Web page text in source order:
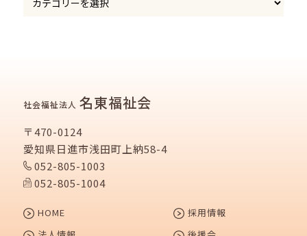
社会福祉法人 名東福祉会
〒470-0124
愛知県日進市浅田町上納58-4
052-805-1003
052-805-1004
HOME
採用情報